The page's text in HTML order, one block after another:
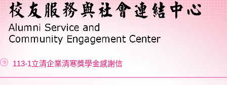
113-1立清企業清寒獎學金感謝信